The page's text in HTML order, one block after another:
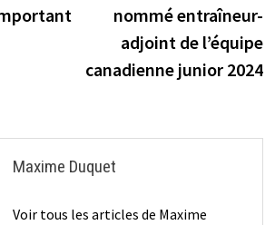
nommé entraîneur-
adjoint de l’équipe
canadienne junior 2024
Maxime Duquet
Voir tous les articles de Maxime